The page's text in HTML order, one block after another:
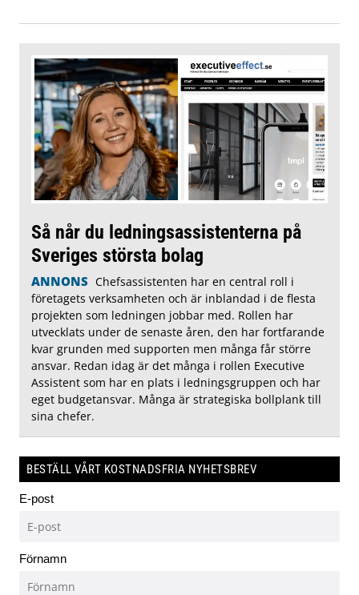
Så når du ledningsassistenterna på
Sveriges största bolag
ANNONS Chefsassistenten har en central roll i
företagets verksamheten och är inblandad i de flesta
projekten som ledningen jobbar med. Rollen har
utvecklats under de senaste åren, den har fortfarande
kvar grunden med supporten men många får större
ansvar. Redan idag är det många i rollen Executive
Assistent som har en plats i ledningsgruppen och har
eget budgetansvar. Många är strategiska bollplank till
sina chefer.
BESTÄLL VÅRT KOSTNADSFRIA NYHETSBREV
E-post
Förnamn